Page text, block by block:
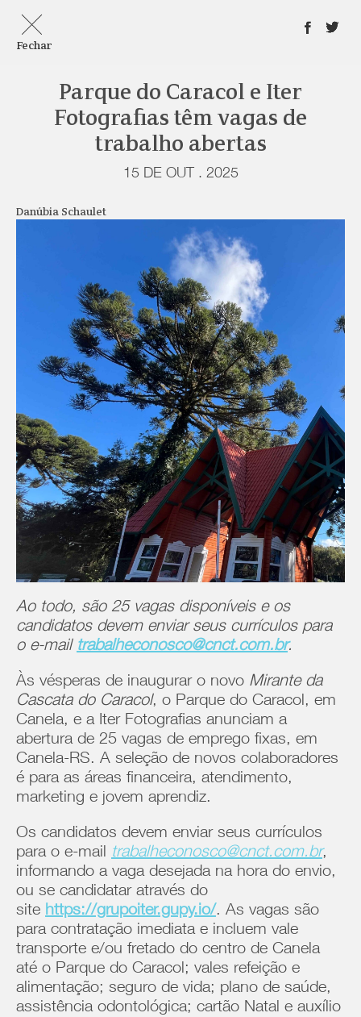
Fechar
Parque do Caracol e Iter
Fotografias têm vagas de
trabalho abertas
15 DE OUT . 2025
Danúbia Schaulet
Ao todo, são 25 vagas disponíveis e os
candidatos devem enviar seus currículos para
o e-mail trabalheconosco@cnct.com.br.
Às vésperas de inaugurar o novo Mirante da
Cascata do Caracol, o Parque do Caracol, em
Canela, e a Iter Fotografias anunciam a
abertura de 25 vagas de emprego fixas, em
Canela-RS. A seleção de novos colaboradores
é para as áreas financeira, atendimento,
marketing e jovem aprendiz.
Os candidatos devem enviar seus currículos
para o e-mail trabalheconosco@cnct.com.br,
informando a vaga desejada na hora do envio,
ou se candidatar através do
site https://grupoiter.gupy.io/. As vagas são
para contratação imediata e incluem vale
transporte e/ou fretado do centro de Canela
até o Parque do Caracol; vales refeição e
alimentação; seguro de vida; plano de saúde,
assistência odontológica; cartão Natal e auxílio